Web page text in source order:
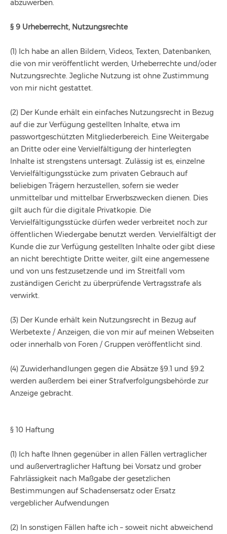
abzuwerben.
§ 9 Urheberrecht, Nutzungsrechte
(1) Ich habe an allen Bildern, Videos, Texten, Datenbanken,
die von mir veröffentlicht werden, Urheberrechte und/oder
Nutzungsrechte. Jegliche Nutzung ist ohne Zustimmung
von mir nicht gestattet.
(2) Der Kunde erhält ein einfaches Nutzungsrecht in Bezug
auf die zur Verfügung gestellten Inhalte, etwa im
passwortgeschützten Mitgliederbereich. Eine Weitergabe
an Dritte oder eine Vervielfältigung der hinterlegten
Inhalte ist strengstens untersagt. Zulässig ist es, einzelne
Vervielfältigungsstücke zum privaten Gebrauch auf
beliebigen Trägern herzustellen, sofern sie weder
unmittelbar und mittelbar Erwerbszwecken dienen. Dies
gilt auch für die digitale Privatkopie. Die
Vervielfältigungsstücke dürfen weder verbreitet noch zur
öffentlichen Wiedergabe benutzt werden. Vervielfältigt der
Kunde die zur Verfügung gestellten Inhalte oder gibt diese
an nicht berechtigte Dritte weiter, gilt eine angemessene
und von uns festzusetzende und im Streitfall vom
zuständigen Gericht zu überprüfende Vertragsstrafe als
verwirkt.
(3) Der Kunde erhält kein Nutzungsrecht in Bezug auf
Werbetexte / Anzeigen, die von mir auf meinen Webseiten
oder innerhalb von Foren / Gruppen veröffentlicht sind.
(4) Zuwiderhandlungen gegen die Absätze §9.1 und §9.2
werden außerdem bei einer Strafverfolgungsbehörde zur
Anzeige gebracht.
§ 10 Haftung
(1) Ich hafte Ihnen gegenüber in allen Fällen vertraglicher
und außervertraglicher Haftung bei Vorsatz und grober
Fahrlässigkeit nach Maßgabe der gesetzlichen
Bestimmungen auf Schadensersatz oder Ersatz
vergeblicher Aufwendungen
(2) In sonstigen Fällen hafte ich – soweit nicht abweichend